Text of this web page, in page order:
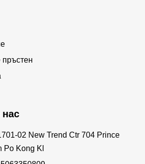
02 New Trend Ctr 704 Prince
Po Kong Kl